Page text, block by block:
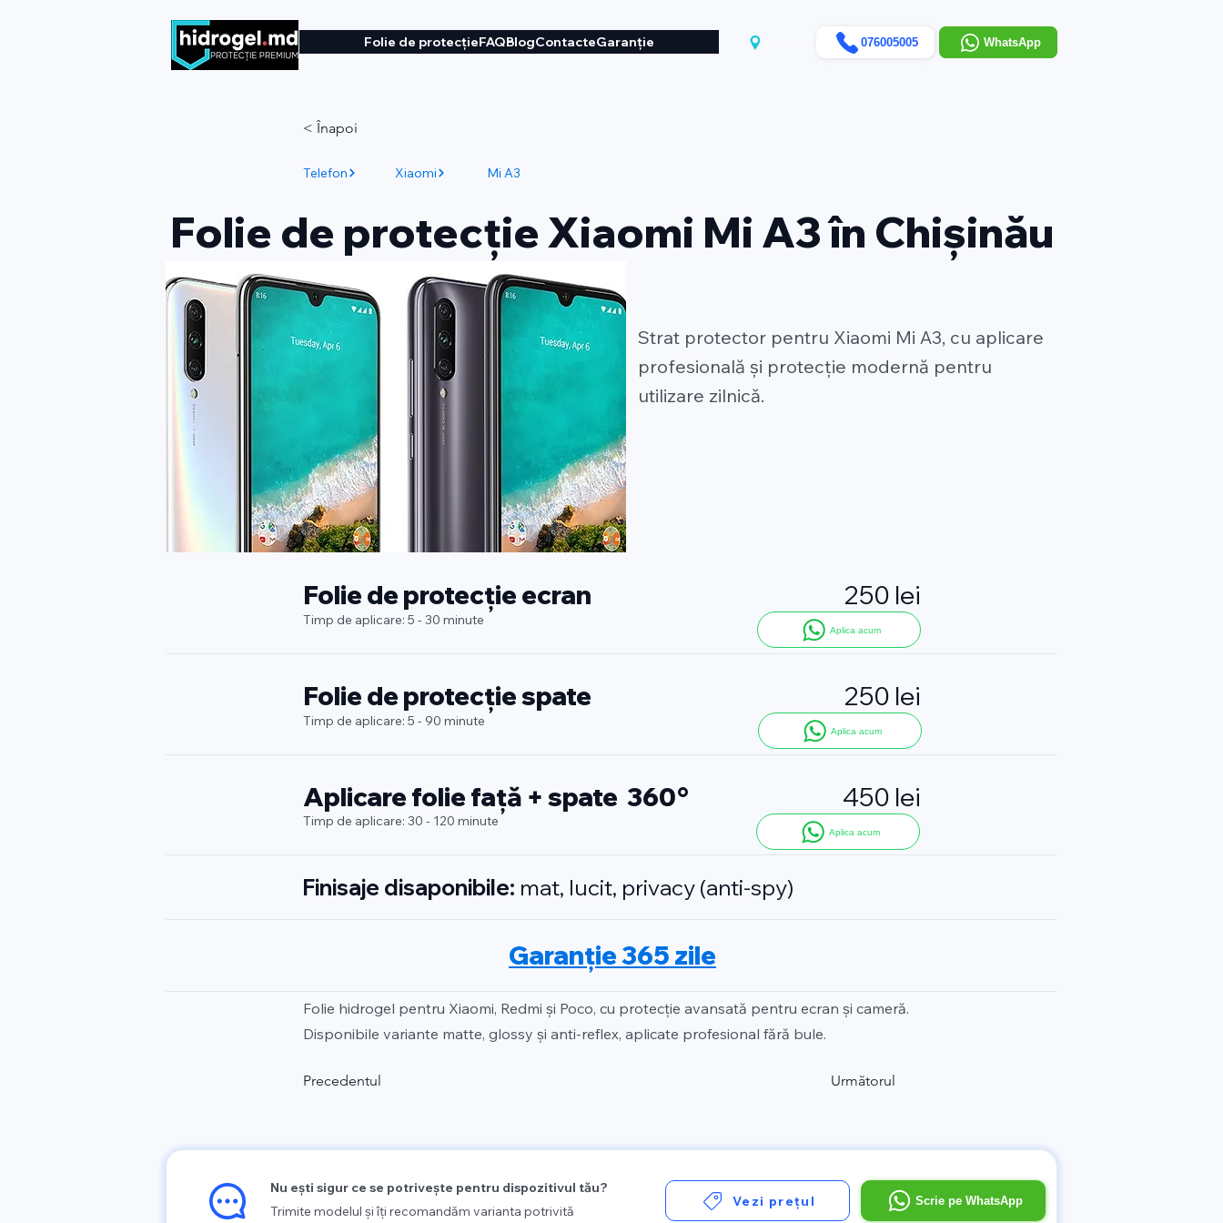
Folie de protecțieFAQBlogContacteGaranție 076005005 WhatsApp
< Înapoi
Telefon Xiaomi Mi A3
Folie de protecție Xiaomi Mi A3 în Chișinău
Strat protector pentru Xiaomi Mi A3, cu aplicare
profesională și protecție modernă pentru
utilizare zilnică.
250 lei
Folie de protecție ecran
Timp de aplicare: 5 - 30 minute
Aplica acum
250 lei
Folie de protecție spate
Timp de aplicare: 5 - 90 minute
Aplica acum
Aplicare folie față + spate 360°
Aplica acum
450 lei
Timp de aplicare: 30 - 120 minute
Finisaje disaponibile: mat, lucit, privacy (anti-spy)
Garanție 365 zile
Folie hidrogel pentru Xiaomi, Redmi și Poco, cu protecție avansată pentru ecran și cameră.
Disponibile variante matte, glossy și anti-reflex, aplicate profesional fără bule.
Precedentul Următorul
Nu ești sigur ce se potrivește pentru dispozitivul tău?
Trimite modelul și îți recomandăm varianta potrivită
Vezi prețul Scrie pe WhatsApp